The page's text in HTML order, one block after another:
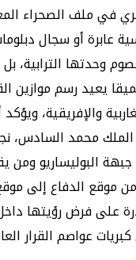
في ملف الصحراء
عابرة أو سجال
وحدتها الترابية،
يعيد رسم موازين
والإفريقية،
الملك محمد السادس،
البوليساريو ومن
موقع الدفاع إلى
على فرض رؤيتها
عواصم القرار